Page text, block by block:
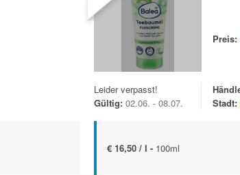
Preis:
Leider verpasst!
Gültig: 02.06. - 08.07.
Stadt:
€ 16,50 / l - 100ml